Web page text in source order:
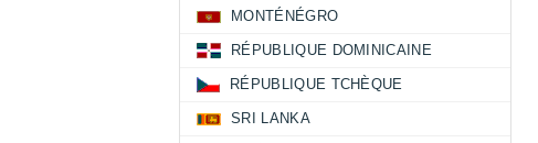
MONTÉNÉGRO
RÉPUBLIQUE DOMINICAINE
RÉPUBLIQUE TCHÈQUE
SRI LANKA